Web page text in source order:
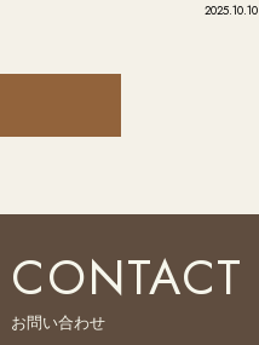
2025.10.10
CONTACT
お問い合わせ